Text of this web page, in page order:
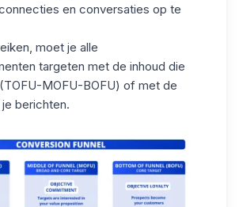
en conversaties op te
moet je alle
targeten met de inhoud die
(TOFU-MOFU-BOFU) of met de
berichten.